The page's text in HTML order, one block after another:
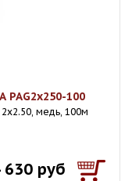
100
2х2.50, медь, 100м
630 руб